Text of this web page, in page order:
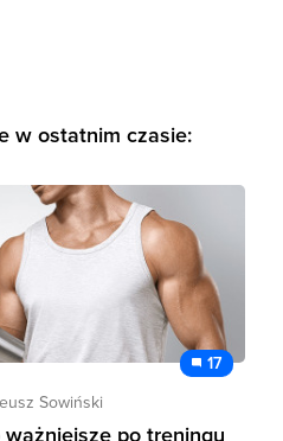
w ostatnim czasie:
17
Sowiński
ważniejsze po treningu